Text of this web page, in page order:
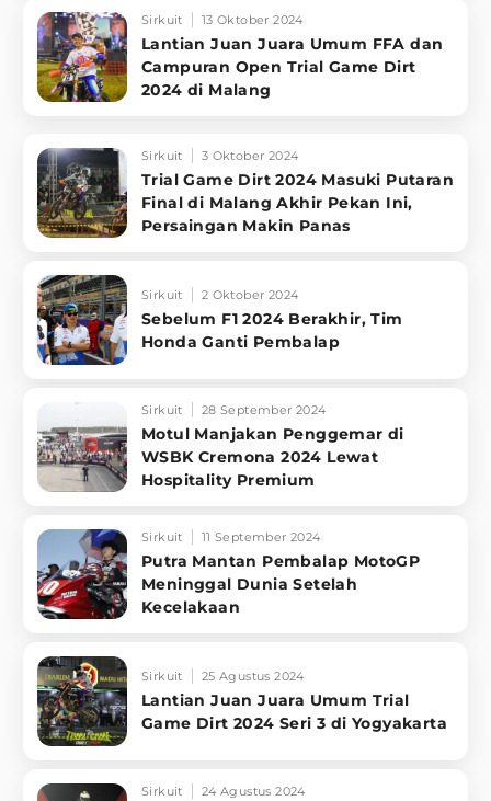
Sirkuit 13 Oktober 2024
Lantian Juan Juara Umum FFA dan
Campuran Open Trial Game Dirt
2024 di Malang
Sirkuit 3 Oktober 2024
Trial Game Dirt 2024 Masuki Putaran
Final di Malang Akhir Pekan Ini,
Persaingan Makin Panas
Sirkuit 2 Oktober 2024
Sebelum F1 2024 Berakhir, Tim
Honda Ganti Pembalap
Sirkuit 28 September 2024
Motul Manjakan Penggemar di
WSBK Cremona 2024 Lewat
Hospitality Premium
Sirkuit 11 September 2024
Putra Mantan Pembalap MotoGP
Meninggal Dunia Setelah
Kecelakaan
Sirkuit 25 Agustus 2024
Lantian Juan Juara Umum Trial
Game Dirt 2024 Seri 3 di Yogyakarta
Sirkuit 24 Agustus 2024